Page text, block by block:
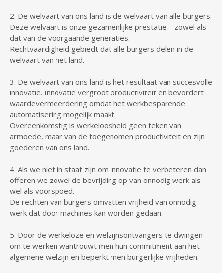
2. De welvaart van ons land is de welvaart van alle burgers.
Deze welvaart is onze gezamenlijke prestatie – zowel als
dat van de voorgaande generaties.
Rechtvaardigheid gebiedt dat alle burgers delen in de
welvaart van het land.
3. De welvaart van ons land is het resultaat van succesvolle
innovatie. Innovatie vergroot productiviteit en bevordert
waardevermeerdering omdat het werkbesparende
automatisering mogelijk maakt.
Overeenkomstig is werkeloosheid geen teken van
armoede, maar van de toegenomen productiviteit en zijn
goederen van ons land.
4. Als we niet in staat zijn om innovatie te verbeteren dan
offeren we zowel de bevrijding op van onnodig werk als
wel als voorspoed.
De rechten van burgers omvatten vrijheid van onnodig
werk dat door machines kan worden gedaan.
5. Door de werkeloze en welzijnsontvangers te dwingen
om te werken wantrouwt men hun commitment aan het
algemene welzijn en beperkt men burgerlijke vrijheden.